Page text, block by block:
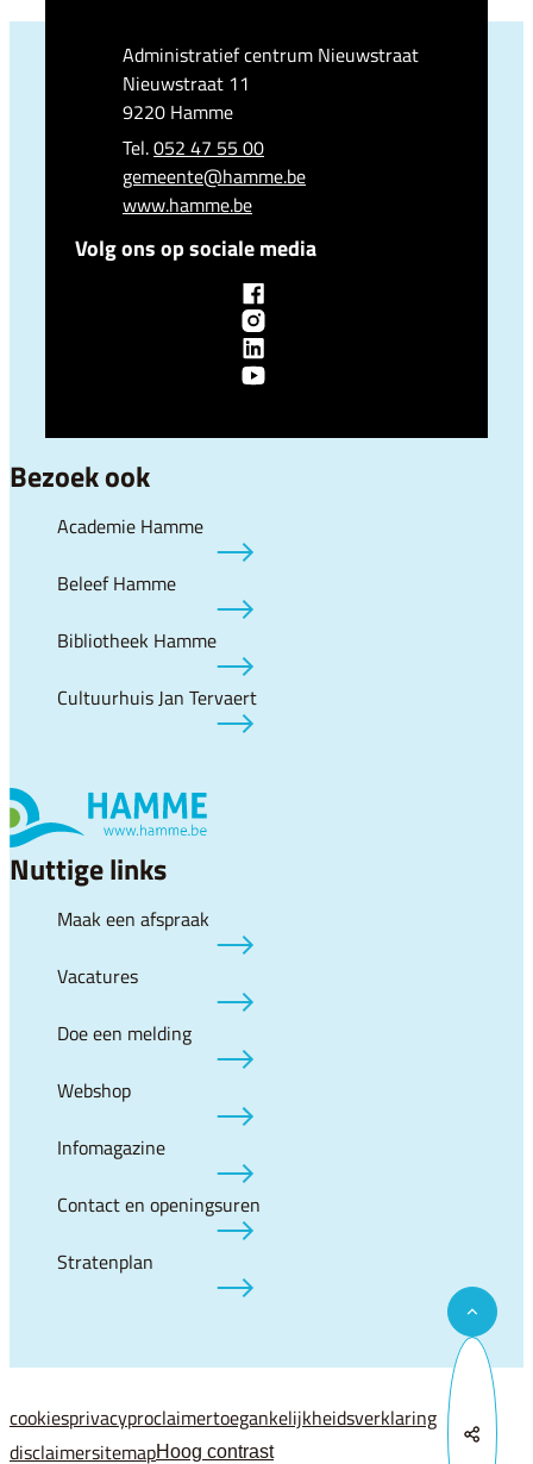
Bezoek ook
Academie Hamme
Beleef Hamme
Bibliotheek Hamme
Cultuurhuis Jan Tervaert
Nuttige links
Maak een afspraak
Vacatures
Doe een melding
Webshop
Infomagazine
Contact en openingsuren
Stratenplan
Administratief centrum Nieuwstraat
Nieuwstraat 11
,9220 Hamme
052 47 55 00
E-mailgemeente@hamme.be
Websitewww.hamme.be
Volg ons op sociale media
Lokaal bestuur Hamme
Lokaal bestuur Hamme
Lokaal bestuur Hamme
Lokaal bestuur Hamme
cookiesprivacyproclaimertoegankelijkheidsverklaring
disclaimersitemapHoog contrast
Naar
Deel